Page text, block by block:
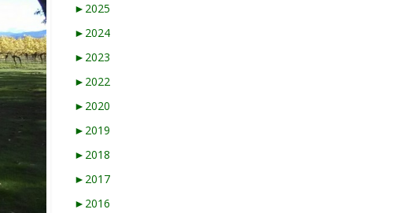
► 2025
► 2024
► 2023
► 2022
► 2020
► 2019
► 2018
► 2017
► 2016